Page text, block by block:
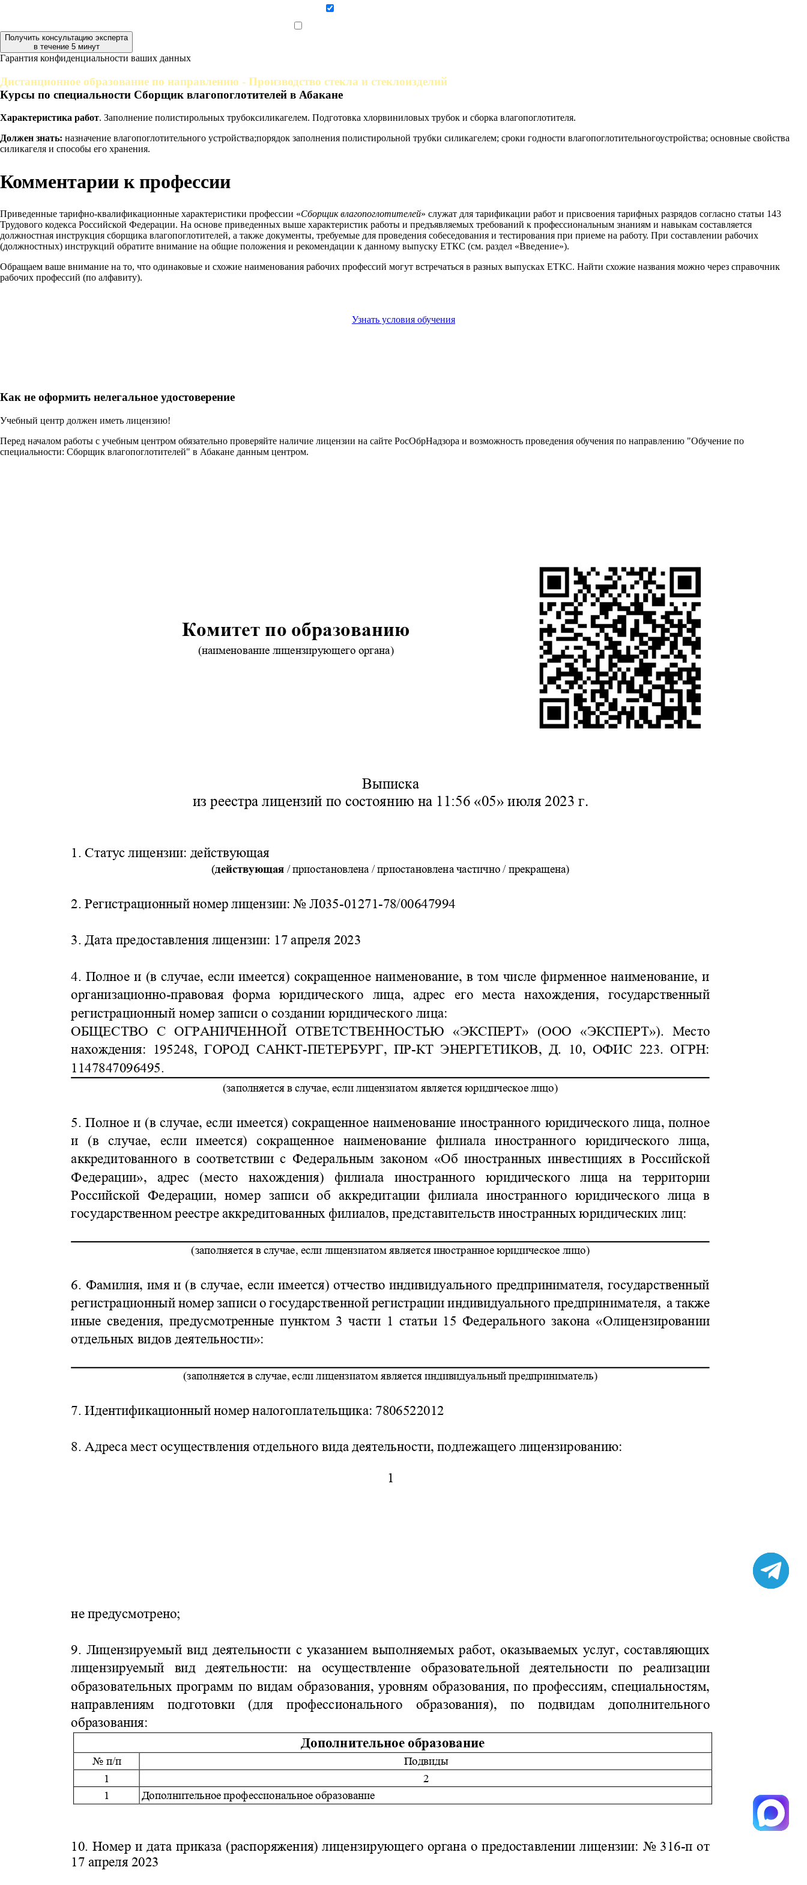
Получить консультацию эксперта
в течение 5 минут
Гарантия конфиденциальности ваших данных
Дистанционное образование по направлению - Производство стекла и стеклоизделий
Курсы по специальности Сборщик влагопоглотителей в Абакане
Характеристика работ. Заполнение полистирольных трубоксиликагелем. Подготовка хлорвиниловых трубок и сборка влагопоглотителя.
Должен знать: назначение влагопоглотительного устройства;порядок заполнения полистирольной трубки силикагелем; сроки годности влагопоглотительногоустройства; основные свойства
силикагеля и способы его хранения.
Комментарии к профессии
Приведенные тарифно-квалификационные характеристики профессии «Сборщик влагопоглотителей» служат для тарификации работ и присвоения тарифных разрядов согласно статьи 143
Трудового кодекса Российской Федерации. На основе приведенных выше характеристик работы и предъявляемых требований к профессиональным знаниям и навыкам составляется
должностная инструкция сборщика влагопоглотителей, а также документы, требуемые для проведения собеседования и тестирования при приеме на работу. При составлении рабочих
(должностных) инструкций обратите внимание на общие положения и рекомендации к данному выпуску ЕТКС (см. раздел «Введение»).
Обращаем ваше внимание на то, что одинаковые и схожие наименования рабочих профессий могут встречаться в разных выпусках ЕТКС. Найти схожие названия можно через справочник
рабочих профессий (по алфавиту).
Узнать условия обучения
Как не оформить нелегальное удостоверение
Учебный центр должен иметь лицензию!
Перед началом работы с учебным центром обязательно проверяйте наличие лицензии на сайте РосОбрНадзора и возможность проведения обучения по направлению "Обучение по
специальности: Сборщик влагопоглотителей" в Абакане данным центром.